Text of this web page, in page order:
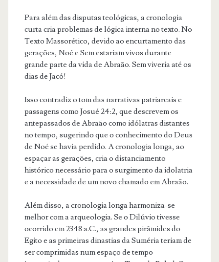
Para além das disputas teológicas, a cronologia
curta cria problemas de lógica interna no texto. No
Texto Massorético, devido ao encurtamento das
gerações, Noé e Sem estariam vivos durante
grande parte da vida de Abraão. Sem viveria até os
dias de Jacó!
Isso contradiz o tom das narrativas patriarcais e
passagens como Josué 24:2, que descrevem os
antepassados de Abraão como idólatras distantes
no tempo, sugerindo que o conhecimento do Deus
de Noé se havia perdido. A cronologia longa, ao
espaçar as gerações, cria o distanciamento
histórico necessário para o surgimento da idolatria
e a necessidade de um novo chamado em Abraão.
Além disso, a cronologia longa harmoniza-se
melhor com a arqueologia. Se o Dilúvio tivesse
ocorrido em 2348 a.C., as grandes pirâmides do
Egito e as primeiras dinastias da Suméria teriam de
ser comprimidas num espaço de tempo